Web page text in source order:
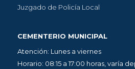
Juzgado de Policía Local
CEMENTERIO MUNICIPAL
Atención: Lunes a viernes
Horario: 08:15 a 17:00 horas, varía